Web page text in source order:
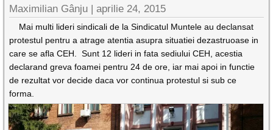
Maximilian Gânju |aprilie 24, 2015
Mai multi lideri sindicali de la Sindicatul Muntele au declansat
protestul pentru a atrage atentia asupra situatiei dezastruoase in
care se afla CEH. Sunt 12 lideri in fata sediului CEH, acestia
declarand greva foamei pentru 24 de ore, iar mai apoi in functie
de rezultat vor decide daca vor continua protestul si sub ce
forma.